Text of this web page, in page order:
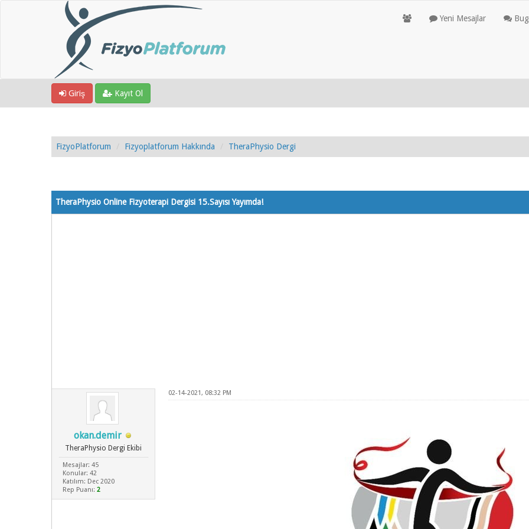
Yeni Mesajlar
Giriş Kayıt Ol
FizyoPlatforum Fizyoplatforum Hakkında TheraPhysio Dergi
TheraPhysio Online Fizyoterapi Dergisi 15.Sayısı Yayımda!
okan.demir
TheraPhysio Dergi Ekibi
Mesajlar: 45
Konular: 42
Katılım: Dec 2020
Rep Puanı: 2
02-14-2021, 08:32 PM